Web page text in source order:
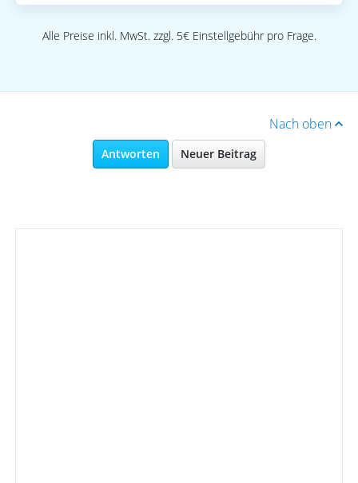
Alle Preise inkl. MwSt. zzgl. 5€ Einstellgebühr pro Frage.
Nach oben
Antworten Neuer Beitrag